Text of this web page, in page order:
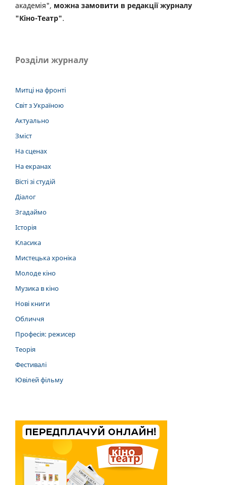
академія", можна замовити в редакції журналу
"Кіно-Театр".
Розділи журналу
Митці на фронті
Світ з Україною
Актуально
Зміст
На сценах
На екранах
Вісті зі студій
Діалог
Згадаймо
Історія
Класика
Мистецька хроніка
Молоде кіно
Музика в кіно
Нові книги
Обличчя
Професія: режисер
Теорія
Фестивалі
Ювілей фільму